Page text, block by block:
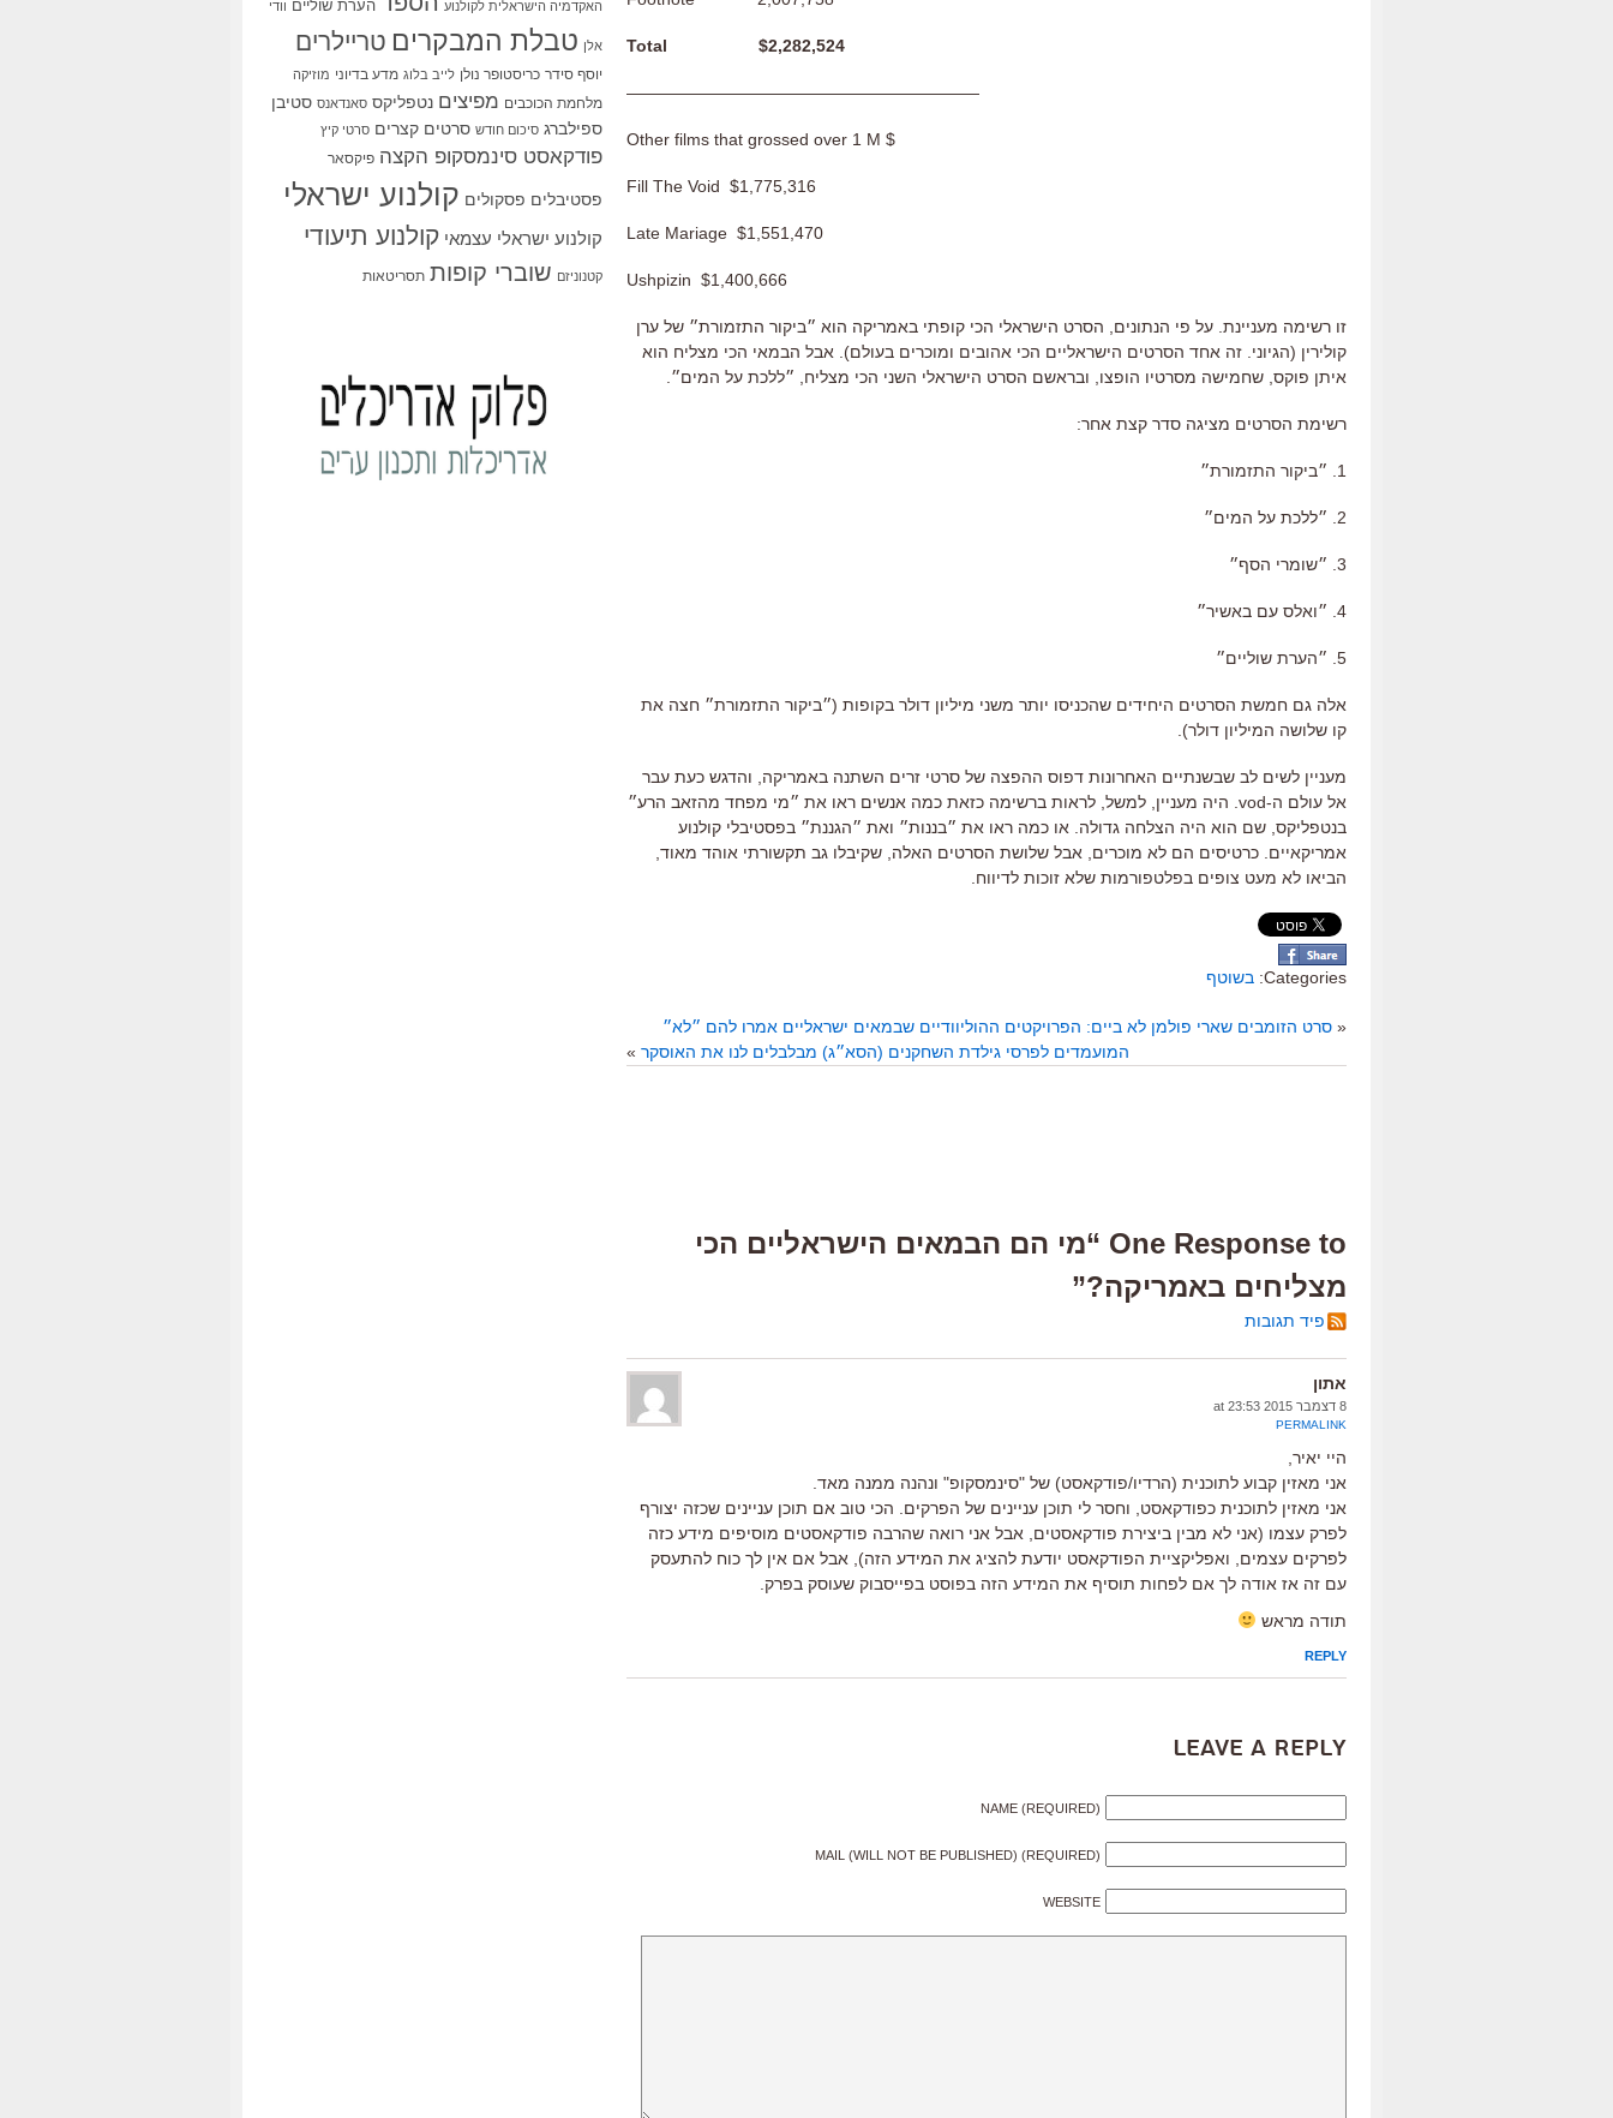
Total $2,282,524
—————————————————————
Other films that grossed over 1 M $
Fill The Void $1,775,316
Late Mariage $1,551,470
Ushpizin $1,400,666
זו רשימה מעניינת. על פי הנתונים, הסרט הישראלי הכי קופתי באמריקה הוא ״ביקור התזמורת״ של ערן
קולירין (הגיוני. זה אחד הסרטים הישראליים הכי אהובים ומוכרים בעולם). אבל הבמאי הכי מצליח הוא
איתן פוקס, שחמישה מסרטיו הופצו, ובראשם הסרט הישראלי השני הכי מצליח, ״ללכת על המים״.
רשימת הסרטים מציגה סדר קצת אחר:
1. ״ביקור התזמורת״
2. ״ללכת על המים״
3. ״שומרי הסף״
4. ״ואלס עם באשיר״
5. ״הערת שוליים״
אלה גם חמשת הסרטים היחידים שהכניסו יותר משני מיליון דולר בקופות (״ביקור התזמורת״ חצה את
קו שלושה המיליון דולר).
מעניין לשים לב שבשנתיים האחרונות דפוס ההפצה של סרטי זרים השתנה באמריקה, והדגש כעת עבר
אל עולם ה-vod. היה מעניין, למשל, לראות ברשימה כזאת כמה אנשים ראו את ״מי מפחד מהזאב הרע״
בנטפליקס, שם הוא היה הצלחה גדולה. או כמה ראו את ״בננות״ ואת ״הגננת״ בפסטיבלי קולנוע
אמריקאיים. כרטיסים הם לא מוכרים, אבל שלושת הסרטים האלה, שקיבלו גב תקשורתי אוהד מאוד,
הביאו לא מעט צופים בפלטפורמות שלא זוכות לדיווח.
Categories: בשוטף
« סרט הזומבים שארי פולמן לא ביים: הפרויקטים ההוליוודיים שבמאים ישראליים אמרו להם ״לא״
המועמדים לפרסי גילדת השחקנים (הסא״ג) מבלבלים לנו את האוסקר »
One Response to “מי הם הבמאים הישראליים הכי
מצליחים באמריקה?”
פיד תגובות
אתון
8 דצמבר 2015 at 23:53
PERMALINK
היי יאיר,
אני מאזין קבוע לתוכנית (הרדיו/פודקאסט) של "סינמסקופ" ונהנה ממנה מאד.
אני מאזין לתוכנית כפודקאסט, וחסר לי תוכן עניינים של הפרקים. הכי טוב אם תוכן עניינים שכזה יצורף
לפרק עצמו (אני לא מבין ביצירת פודקאסטים, אבל אני רואה שהרבה פודקאסטים מוסיפים מידע כזה
לפרקים עצמים, ואפליקציית הפודקאסט יודעת להציג את המידע הזה), אבל אם אין לך כוח להתעסק
עם זה אז אודה לך אם לפחות תוסיף את המידע הזה בפוסט בפייסבוק שעוסק בפרק.
תודה מראש
REPLY
Leave a Reply
NAME (REQUIRED)
MAIL (WILL NOT BE PUBLISHED) (REQUIRED)
WEBSITE
האקדמיה הישראלית לקולנוע הערת שוליים וודי
אלן טבלת המבקרים טריילרים
יוסף סידר כריסטופר נולן לייב בלוג מדע בדיוני מוזיקה
מלחמת הכוכבים מפיצים נטפליקס סאנדאנס סטיבן
ספילברג סיכום חודש סרטים קצרים סרטי קיץ
פודקאסט סינמסקופ הקצה פיקסאר
פסטיבלים פסקולים קולנוע ישראלי
קולנוע ישראלי עצמאי קולנוע תיעודי
קטנוניזם שוברי קופות תסריטאות